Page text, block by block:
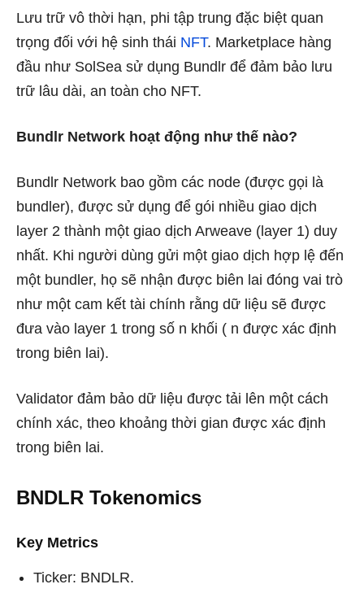
Lưu trữ vô thời hạn, phi tập trung đặc biệt quan
trọng đối với hệ sinh thái NFT. Marketplace hàng
đầu như SolSea sử dụng Bundlr để đảm bảo lưu
trữ lâu dài, an toàn cho NFT.
Bundlr Network hoạt động như thế nào?
Bundlr Network bao gồm các node (được gọi là
bundler), được sử dụng để gói nhiều giao dịch
layer 2 thành một giao dịch Arweave (layer 1) duy
nhất. Khi người dùng gửi một giao dịch hợp lệ đến
một bundler, họ sẽ nhận được biên lai đóng vai trò
như một cam kết tài chính rằng dữ liệu sẽ được
đưa vào layer 1 trong số n khối ( n được xác định
trong biên lai).
Validator đảm bảo dữ liệu được tải lên một cách
chính xác, theo khoảng thời gian được xác định
trong biên lai.
BNDLR Tokenomics
Key Metrics
Ticker: BNDLR.